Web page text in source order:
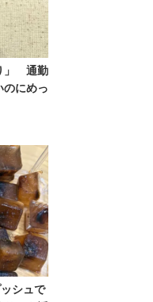
」 通勤
のにめっ
シュで